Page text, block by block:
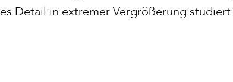
Detail in extremer Vergrößerung studiert